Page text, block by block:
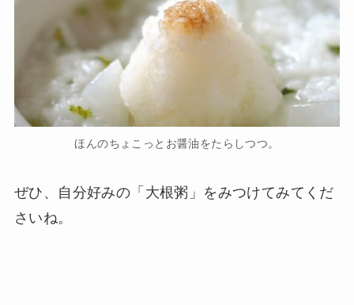
ほんのちょこっとお醤油をたらしつつ。
ぜひ、自分好みの「大根粥」をみつけてみてくだ
さいね。